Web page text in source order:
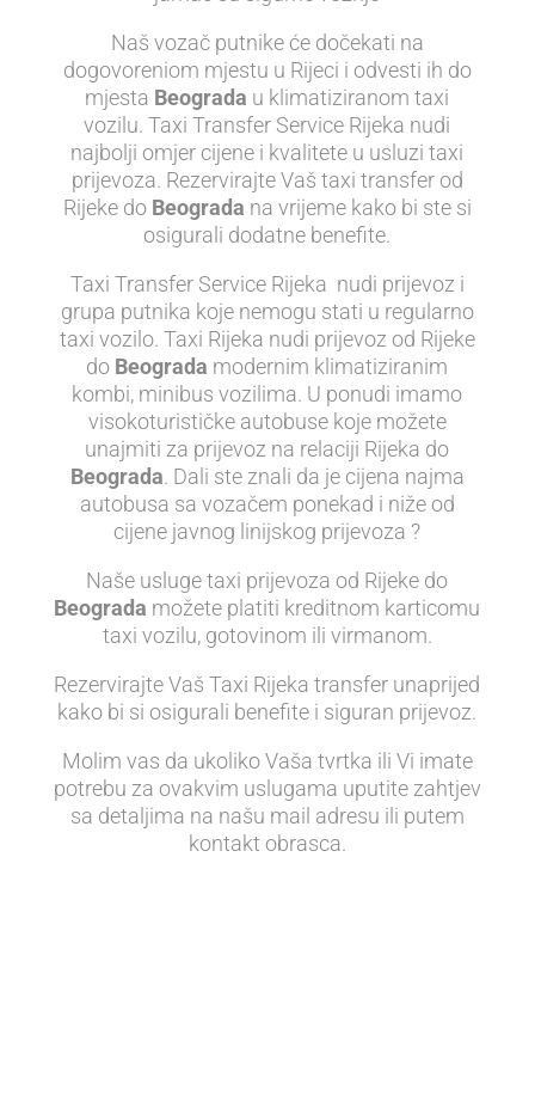
Naš vozač putnike će dočekati na
dogovoreniom mjestu u Rijeci i odvesti ih do
mjesta Beograda u klimatiziranom taxi
vozilu. Taxi Transfer Service Rijeka nudi
najbolji omjer cijene i kvalitete u usluzi taxi
prijevoza. Rezervirajte Vaš taxi transfer od
Rijeke do Beograda na vrijeme kako bi ste si
osigurali dodatne benefite.
Taxi Transfer Service Rijeka nudi prijevoz i
grupa putnika koje nemogu stati u regularno
taxi vozilo. Taxi Rijeka nudi prijevoz od Rijeke
do Beograda modernim klimatiziranim
kombi, minibus vozilima. U ponudi imamo
visokoturističke autobuse koje možete
unajmiti za prijevoz na relaciji Rijeka do
Beograda. Dali ste znali da je cijena najma
autobusa sa vozačem ponekad i niže od
cijene javnog linijskog prijevoza ?
Naše usluge taxi prijevoza od Rijeke do
Beograda možete platiti kreditnom karticomu
taxi vozilu, gotovinom ili virmanom.
Rezervirajte Vaš Taxi Rijeka transfer unaprijed
kako bi si osigurali benefite i siguran prijevoz.
Molim vas da ukoliko Vaša tvrtka ili Vi imate
potrebu za ovakvim uslugama uputite zahtjev
sa detaljima na našu mail adresu ili putem
kontakt obrasca.